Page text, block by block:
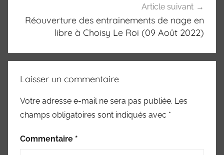
Article suivant
Réouverture des entrainements de nage en
libre à Choisy Le Roi (09 Août 2022)
Laisser un commentaire
Votre adresse e-mail ne sera pas publiée. Les
champs obligatoires sont indiqués avec *
Commentaire *